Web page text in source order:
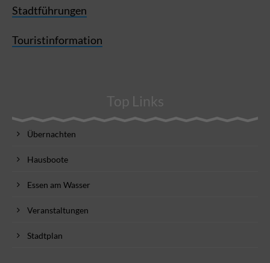
Stadtführungen
Touristinformation
Top Links
Übernachten
Hausboote
Essen am Wasser
Veranstaltungen
Stadtplan